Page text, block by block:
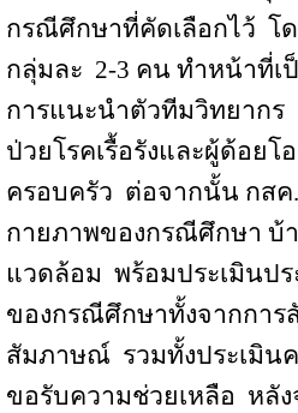
กรณีศึกษาที่คัดเลือกไว้ โ
กลุ่มละ 2-3 คน ทำหน้าที่เ
การแนะนำตัวทีมวิทยากร
ป่วยโรคเรื้อรังและผู้ด้อย
ครอบครัว ต่อจากนั้น กสค
กายภาพของกรณีศึกษา บ้
แวดล้อม พร้อมประเมินป
ของกรณีศึกษาทั้งจากการ
สัมภาษณ์ รวมทั้งประเมิน
ขอรับความช่วยเหลือ หลั